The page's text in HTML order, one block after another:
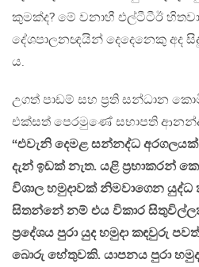
කුමක්ද? මේ වනාහී එල්ටීටීඊ
දේශපාලනඥයින් දෙදෙනෙකු අද
ය.
උගත් පාඩම් සහ ප්‍රති සන්ධාන
එක්සත් පෙරමුණේ සභාපති ආනන්ද
“එවැනි දෙමළ සන්නද්ධ
දැන් ඉඩක් නැත. යළි ප්‍රභාකරන්
විශාල හමුදාවක් නිමවාගෙන
සිතන්නේ නම් එය විකාර
ප්‍රදේශය පුරා යුද හමුදා කඳවුරු
බොරු හේතුවකි. යාපනය පුරා